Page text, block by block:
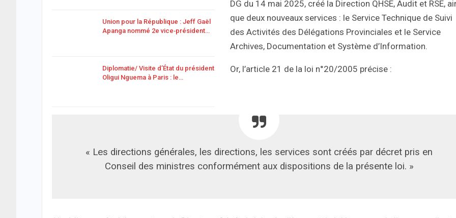
Union pour la République : Jeff Gaël
Apanga nommé 2e vice‑président…
Diplomatie/ Visite d’État du président
Oligui Nguema à Paris : le…
DG du 14 mai 2025, créé la Direction QHSE, Audit et RSE,
que deux nouveaux services : le Service Technique de Suivi
des Activités des Délégations Provinciales et le Service
Archives, Documentation et Système d’Information.
Or, l’article 21 de la loi n°20/2005 précise :
« Les directions générales, les directions, les services sont créés par décret pris en
Conseil des ministres conformément aux dispositions de la présente loi. »